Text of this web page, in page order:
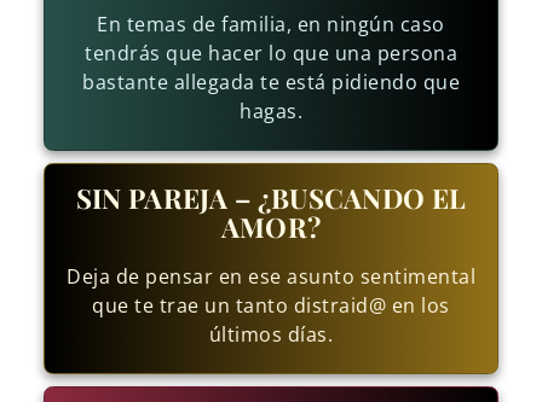
En temas de familia, en ningún caso
tendrás que hacer lo que una persona
bastante allegada te está pidiendo que
hagas.
SIN PAREJA – ¿BUSCANDO EL
AMOR?
Deja de pensar en ese asunto sentimental
que te trae un tanto distraid@ en los
últimos días.